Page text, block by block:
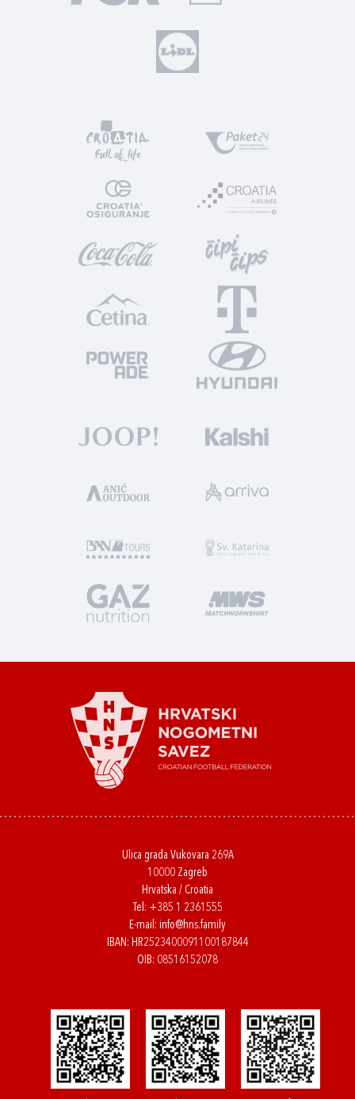
Ulica grada Vukovara 269A
10000 Zagreb
Hrvatska / Croatia
Tel: +385 1 2361555
E-mail: info@hns.family
IBAN: HR2523400091100187844
OIB: 08516152078